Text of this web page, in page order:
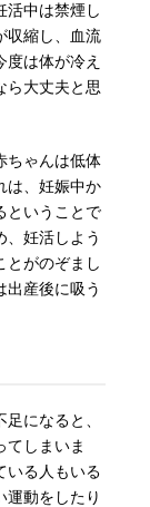
活中は禁煙し
収縮し、血流
度は体が冷え
ら大丈夫と思
ちゃんは低体
は、妊娠中か
ということで
、妊活しよう
とがのぞまし
出産後に吸う
になると、
てしまいま
いる人もいる
運動をしたり